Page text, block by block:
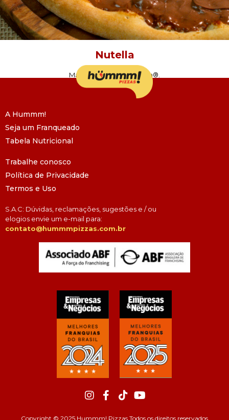
Nutella
Massa Hummm! e Nutella®.
PEÇA AGORA!
A Hummm!
Seja um Franqueado
Tabela Nutricional
Trabalhe conosco
Política de Privacidade
Termos e Uso
S.A.C: Dúvidas, reclamações, sugestões e / ou
elogios envie um e-mail para:
contato@hummmpizzas.com.br
Copyright © 2025 Hummm! Pizzas Todos os direitos reservados